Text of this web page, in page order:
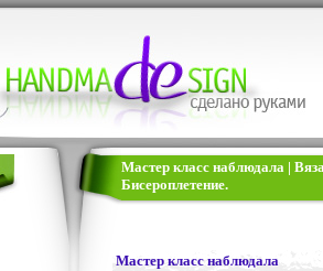
Мастер класс наблюдала |
Бисероплетение.
Мастер класс наблюдала